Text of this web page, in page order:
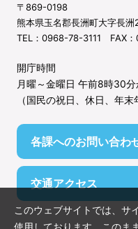
〒869-0198
熊本県玉名郡長洲町大字長
TEL：0968-78-3111 FAX
開庁時間
月曜～金曜日 午前8時30
（国民の祝日、休日、年末
各課へのお問い合わ
交通アクセス
このウェブサイトでは、サ